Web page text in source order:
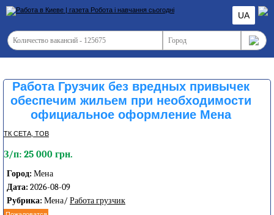
UA
Работа Грузчик без вредных привычек
обеспечим жильем при необходимости
официальное оформление Мена
ТК СЕТА, ТОВ
З/п: 25 000 грн.
Город: Мена
Дата: 2026-08-09
Рубрика: Мена/ Работа грузчик